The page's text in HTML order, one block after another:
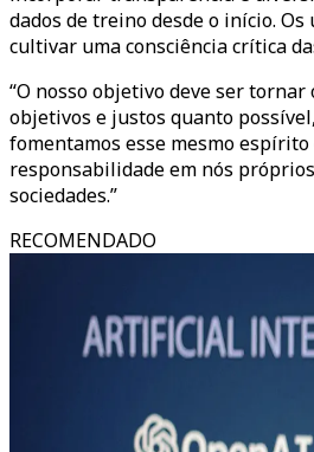
dados de treino desde o início.
cultivar uma consciência crítica
“O nosso objetivo deve ser tornar
objetivos e justos quanto
fomentamos esse mesmo
responsabilidade em nós
sociedades.”
RECOMENDADO